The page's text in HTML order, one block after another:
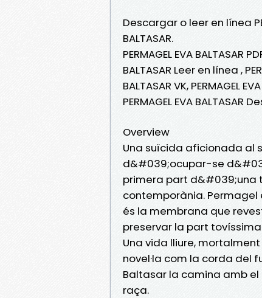
Descargar o leer en línea
BALTASAR.
PERMAGEL EVA BALTASAR
BALTASAR Leer en línea ,
BALTASAR VK, PERMAGEL
PERMAGEL EVA BALTASAR
Overview
Una suïcida aficionada al
d&#039;ocupar-se
primera part d&#039;una
contemporània.
és la membrana que
preservar la part
Una vida lliure,
novel·la com la corda del
Baltasar la camina amb
raça.